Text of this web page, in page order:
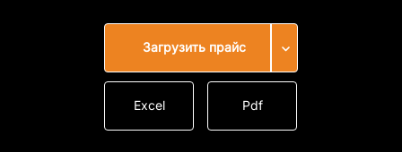
Загрузить прайс
Excel Pdf